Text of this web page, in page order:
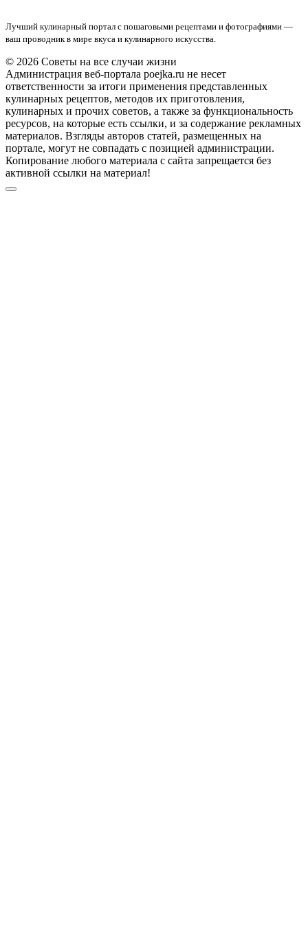
Лучший кулинарный портал с пошаговыми рецептами и фотографиями —
ваш проводник в мире вкуса и кулинарного искусства.
© 2026 Советы на все случаи жизни
Администрация веб-портала poejka.ru не несет
ответственности за итоги применения представленных
кулинарных рецептов, методов их приготовления,
кулинарных и прочих советов, а также за функциональность
ресурсов, на которые есть ссылки, и за содержание рекламных
материалов. Взгляды авторов статей, размещенных на
портале, могут не совпадать с позицией администрации.
Копирование любого материала с сайта запрещается без
активной ссылки на материал!